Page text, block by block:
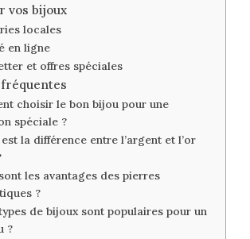
vos bijoux
locales
en ligne
et offres spéciales
choisir le bon bijou pour une
spéciale ?
la différence entre l’argent et l’or
les avantages des pierres
?
de bijoux sont populaires pour un
?